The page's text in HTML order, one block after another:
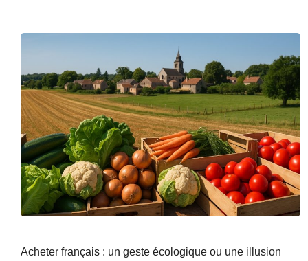
Acheter français : un geste écologique ou une illusion